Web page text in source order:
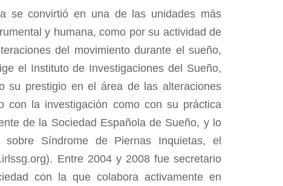
se convirtió en una de las unidades más
y humana, como por su actividad de
del movimiento durante el sueño,
el Instituto de Investigaciones del Sueño,
su prestigio en el área de las alteraciones
con la investigación como con su práctica
de la Sociedad Española de Sueño, y lo
Síndrome de Piernas Inquietas, el
Entre 2004 y 2008 fue secretario
con la que colabora activamente en